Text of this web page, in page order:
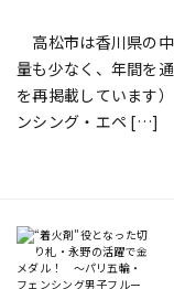
高松市は香川県の
量も少なく、年間を
を再掲載しています
ンシング・エペ […]